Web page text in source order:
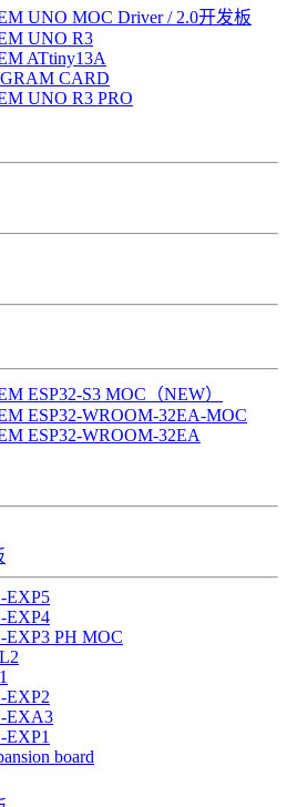
UNO MOC Driver / 2.0开发板
UNO R3
ATtiny13A
CARD
UNO R3 PRO
ESP32-S3 MOC（NEW）
ESP32-WROOM-32EA-MOC
ESP32-WROOM-32EA
EXP5
EXP4
EXP3 PH MOC
EXP2
EXA3
EXP1
board